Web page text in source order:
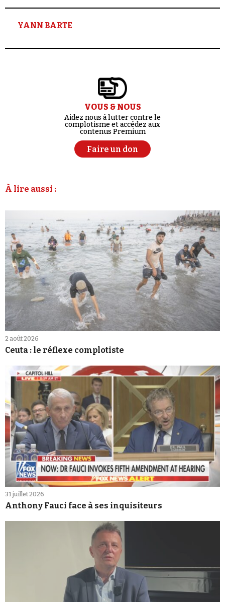
YANN BARTE
VOUS & NOUS
Aidez nous à lutter contre le
complotisme et accédez aux
contenus Premium
Faire un don
À lire aussi :
2 août 2026
Ceuta : le réflexe complotiste
31 juillet 2026
Anthony Fauci face à ses inquisiteurs